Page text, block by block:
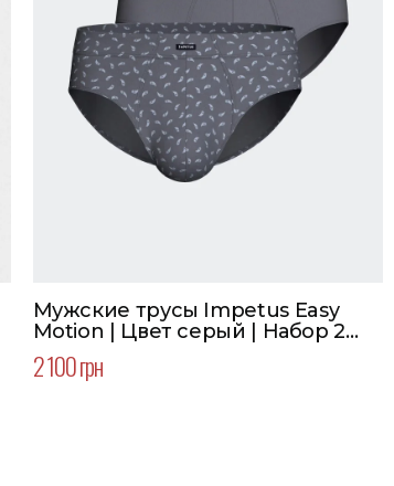
Мужские трусы Impetus Easy
Motion | Цвет серый | Набор 2
шт.
2 100 грн